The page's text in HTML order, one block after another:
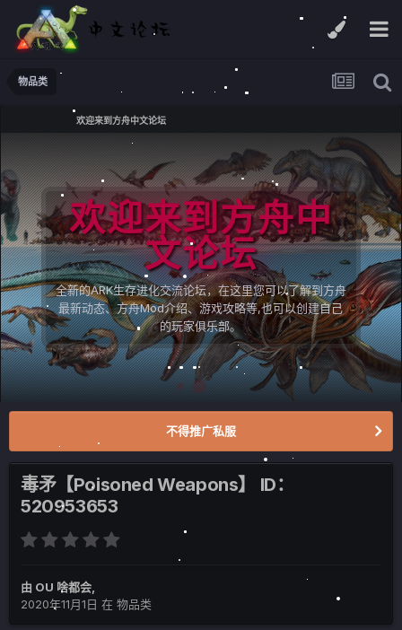
物品类
欢迎来到方舟中文论坛
欢迎来到方舟中
文论坛
全新的ARK生存进化交流论坛，在这里您可以了解到方舟
最新动态、方舟Mod介绍、游戏攻略等,也可以创建自己
的玩家俱乐部。
不得推广私服
毒矛【Poisoned Weapons】 ID：
520953653
由 OU 啥都会,
2020年11月1日 在 物品类